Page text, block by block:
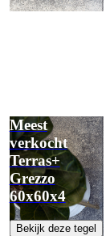
Meest
verkocht
Terras+
Grezzo
60x60x4
Bekijk deze tegel